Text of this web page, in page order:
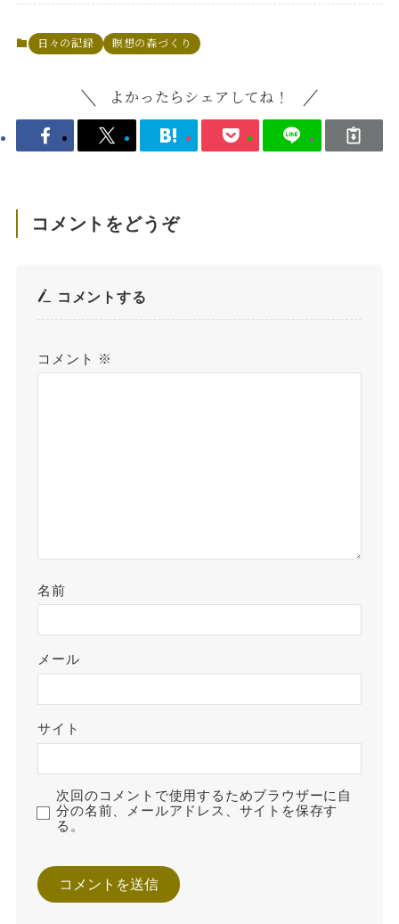
日々の記録 瞑想の森づくり
よかったらシェアしてね！
コメントをどうぞ
コメントする
コメント ※
名前
メール
サイト
次回のコメントで使用するためブラウザーに自
分の名前、メールアドレス、サイトを保存す
る。